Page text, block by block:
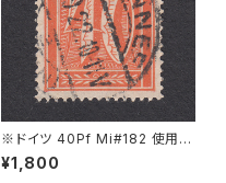
※ドイツ 40Pf Mi#182 使用済
み切手｜HONNEF 20.9.1922
¥1,800